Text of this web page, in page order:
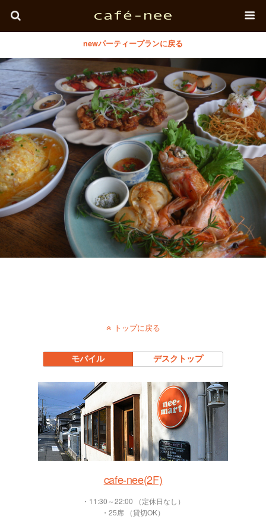
newパーティープランに戻る
トップに戻る
モバイル デスクトップ
cafe-nee(2F)
・11:30～22:00 （定休日なし）
・25席 （貸切OK）